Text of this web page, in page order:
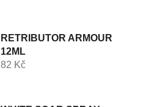
RETRIBUTOR ARMOUR
12ML
82 Kč